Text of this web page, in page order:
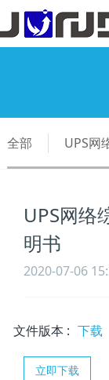
全部 UPS网
UPS网络
明书
2020-07-06
文件版本 : 下载
立即下载